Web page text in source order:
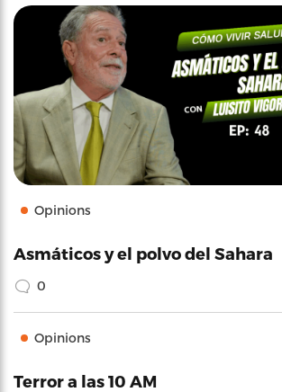
Opinions
Asmáticos y el polvo del Sahara
0
Opinions
Terror a las 10 AM